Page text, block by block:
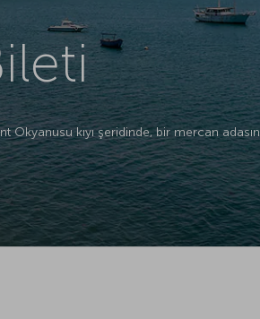
Okyanusu kıyı şeridinde, bir mercan